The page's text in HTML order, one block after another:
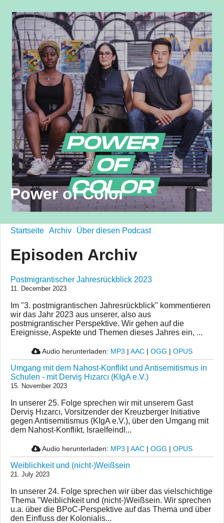
Power of Color
Startseite Archiv Über diesen Podcast
Episoden Archiv
Postmigrantischer Jahresrückblick 2023
11. December 2023
Im "3. postmigrantischen Jahresrückblick" kommentieren
wir das Jahr 2023 aus unserer, also aus
postmigrantischer Perspektive. Wir gehen auf die
Ereignisse, Aspekte und Themen dieses Jahres ein, ...
Audio herunterladen: MP3 | AAC | OGG | OPUS
Umgang mit dem Nahost-Konflikt und Antisemitismus in
Schulen - mit Derviş Hızarcı (KIgA e.V.)
15. November 2023
In unserer 25. Folge sprechen wir mit unserem Gast
Derviş Hızarcı, Vorsitzender der Kreuzberger Initiative
gegen Antisemitismus (KIgA e.V.), über den Umgang mit
dem Nahost-Konflikt, Israelfeindl...
Audio herunterladen: MP3 | AAC | OGG | OPUS
Weiblichkeit und (nicht-)Weißsein
21. July 2023
In unserer 24. Folge sprechen wir über das vielschichtige
Thema "Weiblichkeit und (nicht-)Weißsein. Wir sprechen
u.a. über die BPoC-Perspektive auf das Thema und über
den Einfluss der Kolonialis...